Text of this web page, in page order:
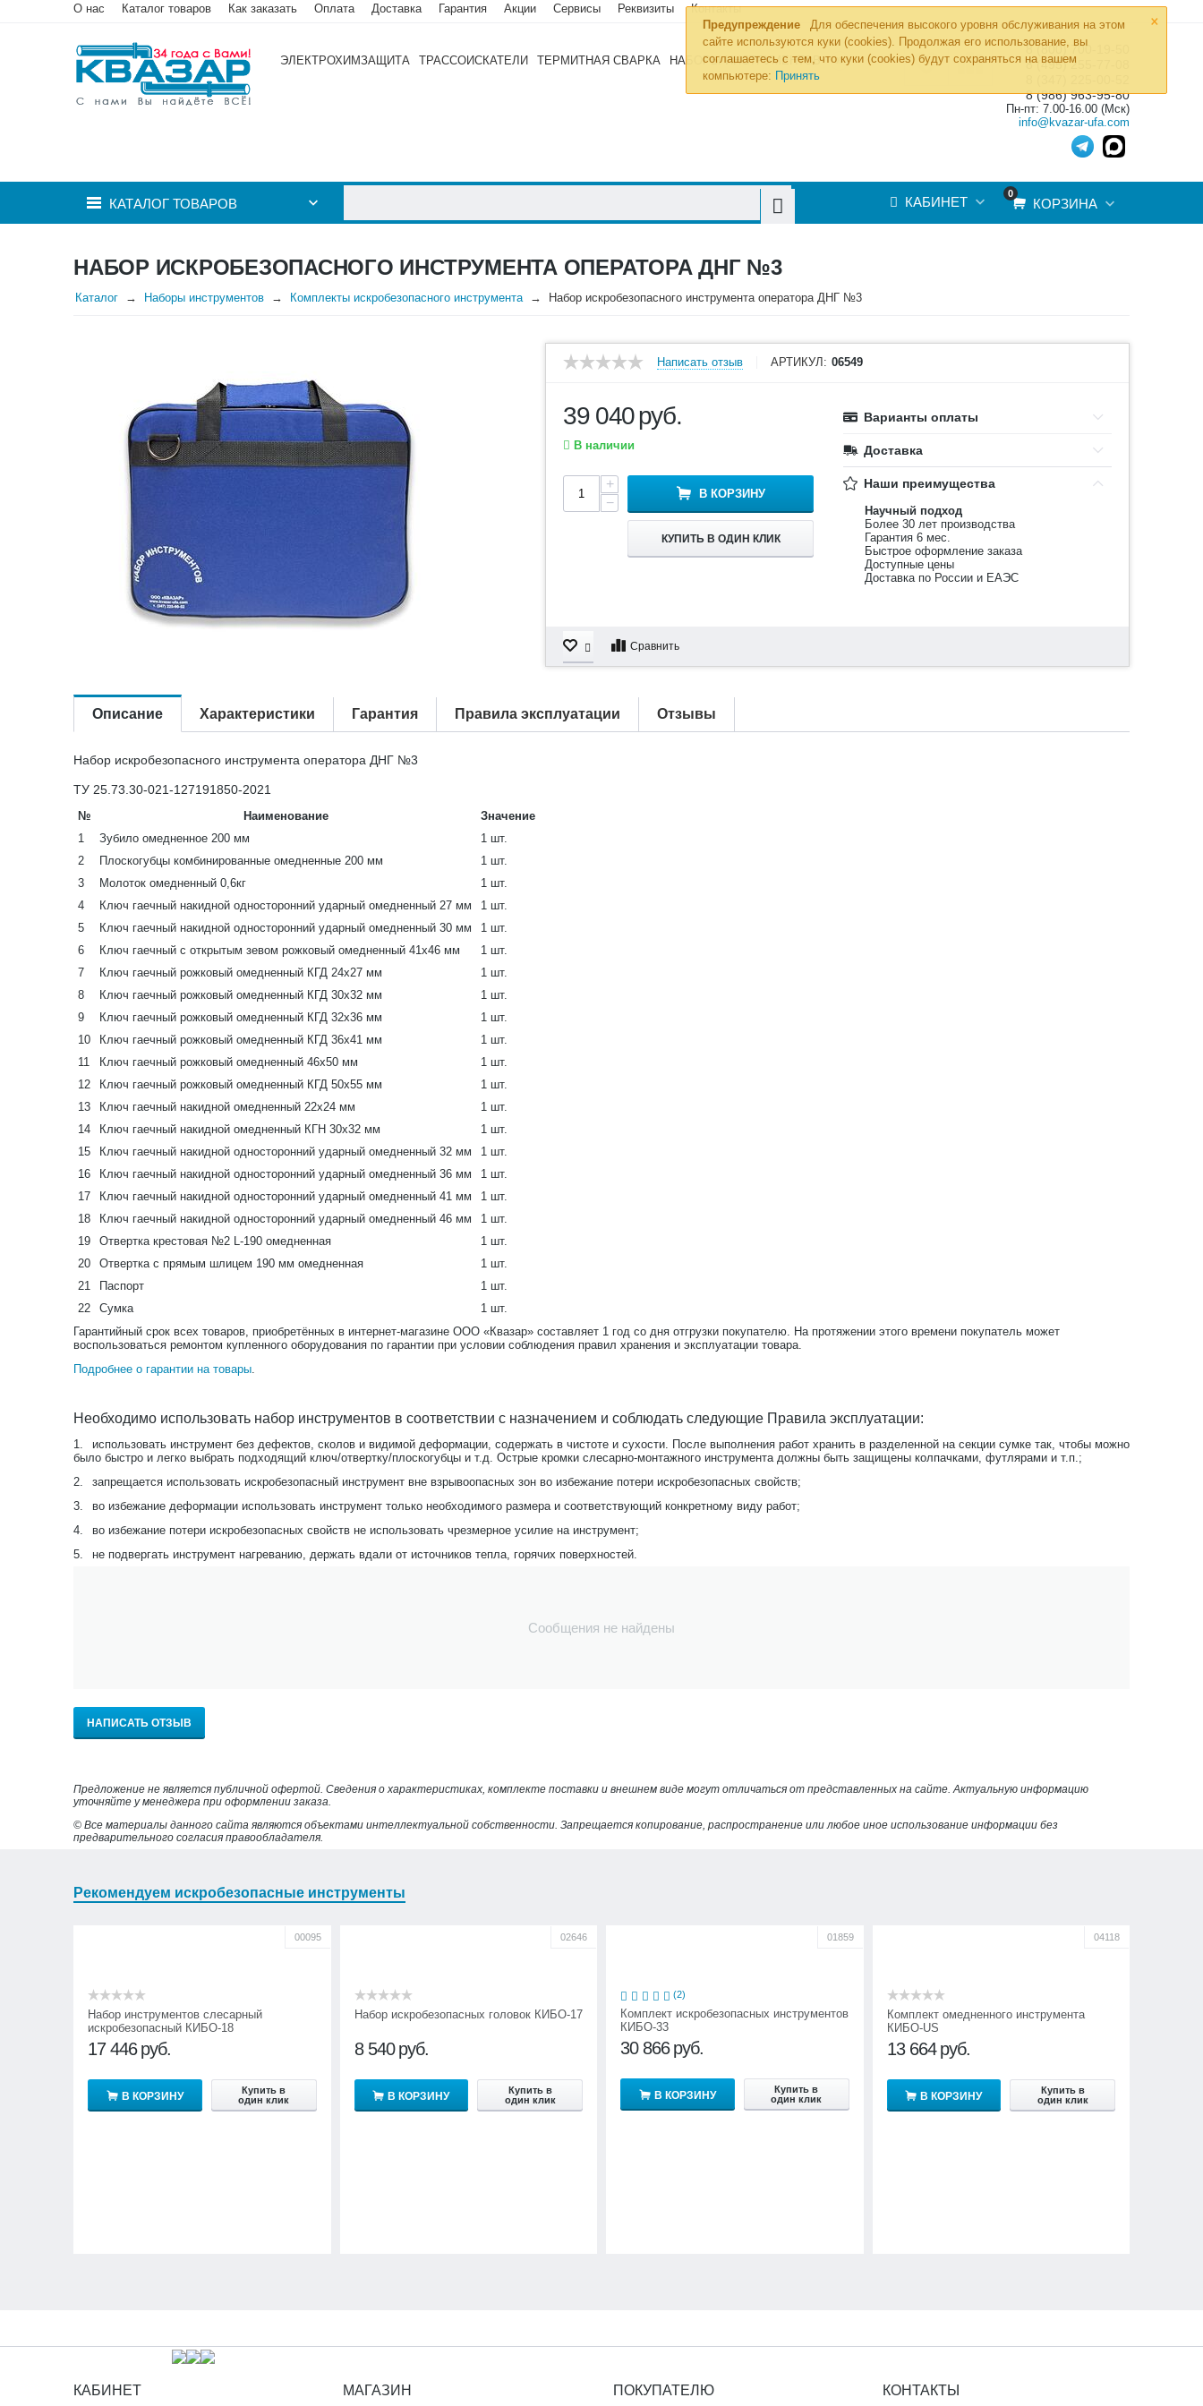
×
Предупреждение
Для обеспечения высокого уровня обслуживания на этом
сайте используются куки (cookies). Продолжая его использование, вы
соглашаетесь с тем, что куки (cookies) будут сохраняться на вашем
компьютере: Принять
О нас Каталог товаров Как заказать Оплата Доставка Гарантия Акции Сервисы Реквизиты Контакты
ЭЛЕКТРОХИМЗАЩИТА ТРАССОИСКАТЕЛИ ТЕРМИТНАЯ СВАРКА НАБОРЫ ИНСТРУМЕНТОВ »
8 (800) 700-19-50
8 (495) 255-77-08
8 (986) 963-95-80
Пн-пт: 7.00-16.00 (Мск)
info@kvazar-ufa.com
КАТАЛОГ ТОВАРОВ
0
КОРЗИНА
КАБИНЕТ
НАБОР ИСКРОБЕЗОПАСНОГО ИНСТРУМЕНТА ОПЕРАТОРА ДНГ №3
Каталог Наборы инструментов Комплекты искробезопасного инструмента Набор искробезопасного инструмента оператора ДНГ №3
Написать отзыв АРТИКУЛ: 06549
39 040руб.
В наличии
+
−
В КОРЗИНУ
КУПИТЬ В ОДИН КЛИК
Варианты оплаты
Доставка
Наши преимущества
Научный подход
Более 30 лет производства
Гарантия 6 мес.
Быстрое оформление заказа
Доступные цены
Доставка по России и ЕАЭС
Сравнить
Описание Характеристики Гарантия Правила эксплуатации Отзывы
Набор искробезопасного инструмента оператора ДНГ №3
ТУ 25.73.30-021-127191850-2021
№ Наименование
Значение
1
Зубило омедненное 200 мм
1 шт.
2
Плоскогубцы комбинированные омедненные 200 мм
1 шт.
3
Молоток омедненный 0,6кг
1 шт.
4
Ключ гаечный накидной односторонний ударный омедненный 27 мм
1 шт.
5
Ключ гаечный накидной односторонний ударный омедненный 30 мм
1 шт.
6
Ключ гаечный с открытым зевом рожковый омедненный 41х46 мм
1 шт.
7
Ключ гаечный рожковый омедненный КГД 24х27 мм
1 шт.
8
Ключ гаечный рожковый омедненный КГД 30х32 мм
1 шт.
9
Ключ гаечный рожковый омедненный КГД 32х36 мм
1 шт.
10
Ключ гаечный рожковый омедненный КГД 36х41 мм
1 шт.
11
Ключ гаечный рожковый омедненный 46х50 мм
1 шт.
12
Ключ гаечный рожковый омедненный КГД 50х55 мм
1 шт.
13
Ключ гаечный накидной омедненный 22х24 мм
1 шт.
14
Ключ гаечный накидной омедненный КГН 30х32 мм
1 шт.
15
Ключ гаечный накидной односторонний ударный омедненный 32 мм
1 шт.
16
Ключ гаечный накидной односторонний ударный омедненный 36 мм
1 шт.
17
Ключ гаечный накидной односторонний ударный омедненный 41 мм
1 шт.
18
Ключ гаечный накидной односторонний ударный омедненный 46 мм
1 шт.
19
Отвертка крестовая №2 L-190 омедненная
1 шт.
20
Отвертка с прямым шлицем 190 мм омедненная
1 шт.
21
Паспорт
1 шт.
22
Сумка
1 шт.
Гарантийный срок всех товаров, приобретённых в интернет-магазине ООО «Квазар» составляет 1 год со дня отгрузки покупателю. На протяжении этого времени покупатель может
воспользоваться ремонтом купленного оборудования по гарантии при условии соблюдения правил хранения и эксплуатации товара.
Подробнее о гарантии на товары.
Необходимо использовать набор инструментов в соответствии с назначением и соблюдать следующие Правила эксплуатации:
1.
использовать инструмент без дефектов, сколов и видимой деформации, содержать в чистоте и сухости. После выполнения работ хранить в разделенной на секции сумке так, чтобы можно
было быстро и легко выбрать подходящий ключ/отвертку/плоскогубцы и т.д. Острые кромки слесарно-монтажного инструмента должны быть защищены колпачками, футлярами и т.п.;
2.
запрещается использовать искробезопасный инструмент вне взрывоопасных зон во избежание потери искробезопасных свойств;
3.
во избежание деформации использовать инструмент только необходимого размера и соответствующий конкретному виду работ;
4.
во избежание потери искробезопасных свойств не использовать чрезмерное усилие на инструмент;
5.
не подвергать инструмент нагреванию, держать вдали от источников тепла, горячих поверхностей.
Сообщения не найдены
НАПИСАТЬ ОТЗЫВ
Предложение не является публичной офертой. Сведения о характеристиках, комплекте поставки и внешнем виде могут отличаться от представленных на сайте. Актуальную информацию
уточняйте у менеджера при оформлении заказа.
© Все материалы данного сайта являются объектами интеллектуальной собственности. Запрещается копирование, распространение или любое иное использование информации без
предварительного согласия правообладателя.
Рекомендуем искробезопасные инструменты
00095
Набор инструментов слесарный
искробезопасный КИБО-18
17 446 руб.
В КОРЗИНУ
Купить в
один клик
02646
Набор искробезопасных головок КИБО-17
8 540 руб.
В КОРЗИНУ
Купить в
один клик
01859
(2)
Комплект искробезопасных инструментов
КИБО-33
30 866 руб.
В КОРЗИНУ
Купить в
один клик
04118
Комплект омедненного инструмента
КИБО-US
13 664 руб.
В КОРЗИНУ
Купить в
один клик
КАБИНЕТ МАГАЗИН ПОКУПАТЕЛЮ КОНТАКТЫ